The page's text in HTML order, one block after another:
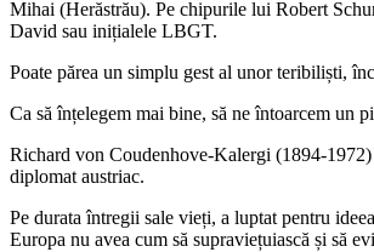
Mihai (Herăstrău). Pe chipurile lui Robert
David sau inițialele LBGT.
Poate părea un simplu gest al unor teribiliști,
Ca să înțelegem mai bine, să ne întoarcem un
Richard von Coudenhove-Kalergi (1894-
diplomat austriac.
Pe durata întregii sale vieți, a luptat pentru
Europa nu avea cum să supraviețuiască și să